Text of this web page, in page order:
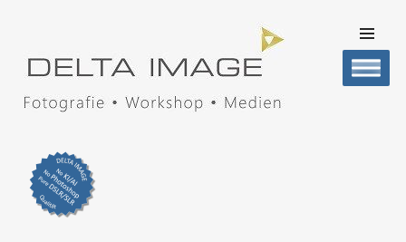
CONTENT